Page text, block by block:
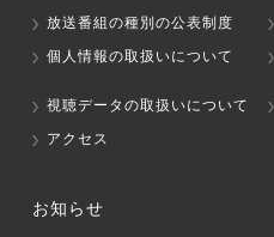
放送番組の種別の公表制度
個人情報の取扱いについて
視聴データの取扱いについて
アクセス
お知らせ